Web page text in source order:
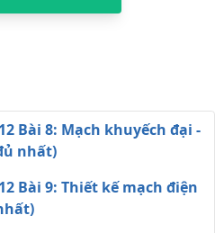
Bài 8: Mạch khuyếch đại -
nhất)
Bài 9: Thiết kế mạch điện